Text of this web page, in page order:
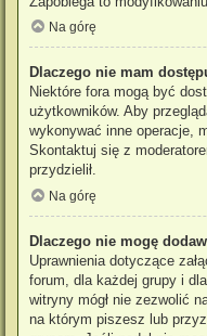
Na górę
Dlaczego nie mam
Niektóre fora mogą być
użytkowników. Aby
wykonywać inne operacje,
Skontaktuj się z
przydzielił.
Na górę
Dlaczego nie mogę
Uprawnienia dotyczące
forum, dla każdej grupy i
witryny mógł nie zezwolić
na którym piszesz lub